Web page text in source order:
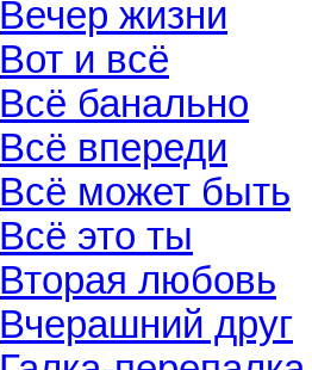
Вечер жизни
Вот и всё
Всё банально
Всё впереди
Всё может быть
Всё это ты
Вторая любовь
Вчерашний друг